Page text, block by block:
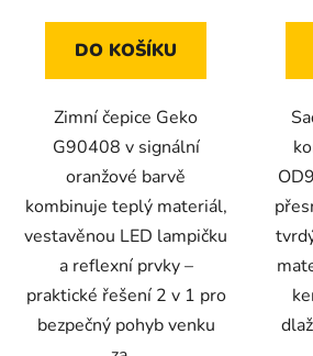
DO KOŠÍKU
Zimní čepice Geko
G90408 v signální
oranžové barvě
kombinuje teplý materiál,
vestavěnou LED lampičku
a reflexní prvky –
praktické řešení 2 v 1 pro
bezpečný pohyb venku